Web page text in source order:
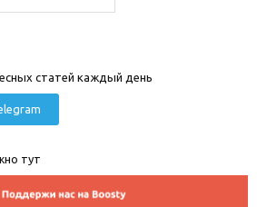
статей каждый день
тут